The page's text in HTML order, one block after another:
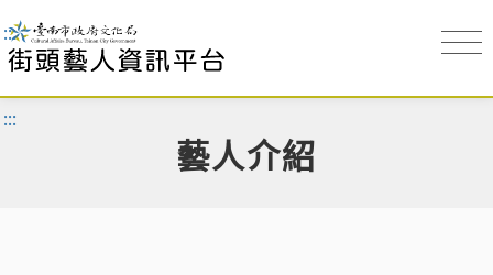
:::
:::
藝人介紹